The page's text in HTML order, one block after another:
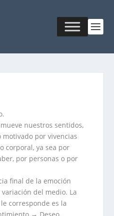
nuestros sentidos,
motivado por vivencias
corporal, ya sea por
por personas o por
final de la emoción
del medio. La
corresponde es la